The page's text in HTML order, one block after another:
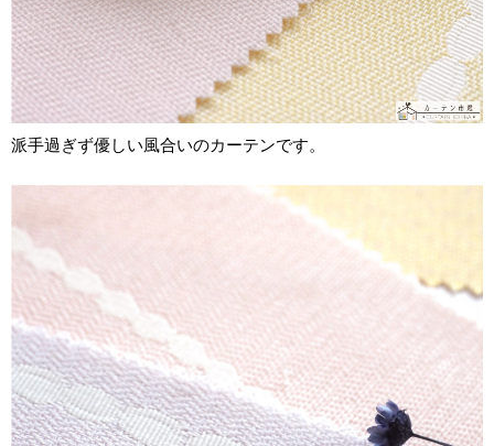
派手過ぎず優しい風合いのカーテンです。